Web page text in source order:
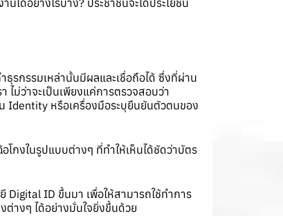
ธุรกรรมเหล่านั้นมีผลและเชื่อถือได้ ซึ่งที่ผ่าน
ไม่ว่าจะเป็นเพียงแค่การตรวจสอบว่า
Identity หรือเครื่องมือระบุยืนยันตัวตนของ
กงในรูปแบบต่างๆ ที่ทำให้เห็นได้ชัดว่าบัตร
ID ขึ้นมา เพื่อให้สามารถใช้ทำการ
างๆ ได้อย่างมั่นใจยิ่งขึ้นด้วย